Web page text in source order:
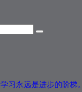
学习永远是进步的阶梯。